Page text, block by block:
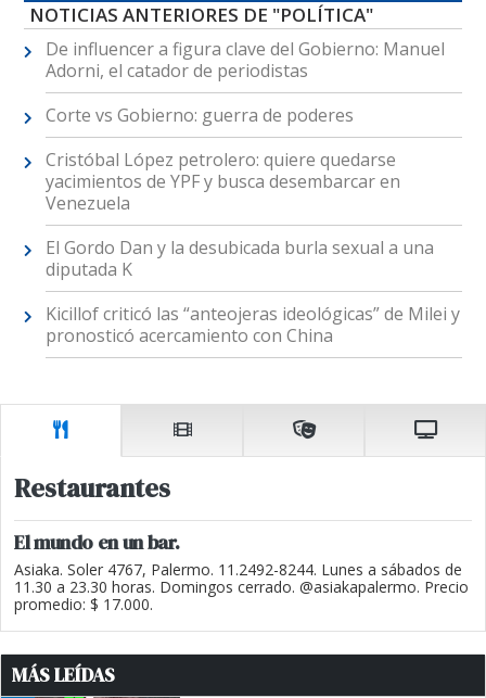
NOTICIAS ANTERIORES DE "POLÍTICA"
De influencer a figura clave del Gobierno: Manuel
Adorni, el catador de periodistas
Corte vs Gobierno: guerra de poderes
Cristóbal López petrolero: quiere quedarse
yacimientos de YPF y busca desembarcar en
Venezuela
El Gordo Dan y la desubicada burla sexual a una
diputada K
Kicillof criticó las “anteojeras ideológicas” de Milei y
pronosticó acercamiento con China
Restaurantes
El mundo en un bar.
Asiaka. Soler 4767, Palermo. 11.2492-8244. Lunes a sábados de
11.30 a 23.30 horas. Domingos cerrado. @asiakapalermo. Precio
promedio: $ 17.000.
MÁS LEÍDAS